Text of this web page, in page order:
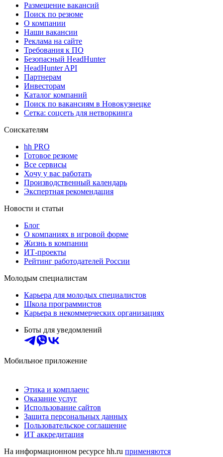
Размещение вакансий
Поиск по резюме
О компании
Наши вакансии
Реклама на сайте
Требования к ПО
Безопасный HeadHunter
HeadHunter API
Партнерам
Инвесторам
Каталог компаний
Поиск по вакансиям в Новокузнецке
Сетка: соцсеть для нетворкинга
Соискателям
hh PRO
Готовое резюме
Все сервисы
Хочу у вас работать
Производственный календарь
Экспертная рекомендация
Новости и статьи
Блог
О компаниях в игровой форме
Жизнь в компании
ИТ-проекты
Рейтинг работодателей России
Молодым специалистам
Карьера для молодых специалистов
Школа программистов
Карьера в некоммерческих организациях
Боты для уведомлений
Мобильное приложение
Этика и комплаенс
Оказание услуг
Использование сайтов
Защита персональных данных
Пользовательское соглашение
ИТ аккредитация
На информационном ресурсе hh.ru применяются